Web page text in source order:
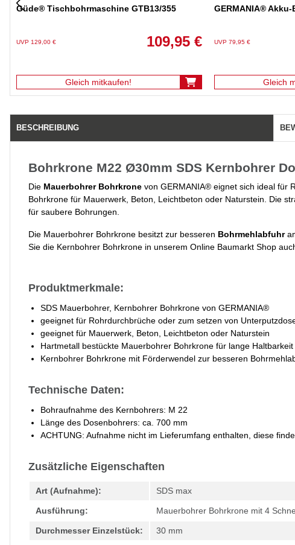
Güde® Tischbohrmaschine GTB13/355
UVP 129,00 € 109,95 €
Gleich mitkaufen!
GERMANIA® Akku-
UVP 79,95 €
Gleich
BESCHREIBUNG
Bohrkrone M22 Ø30mm SDS Kernbohrer
Die Mauerbohrer Bohrkrone von GERMANIA® eignet sich ideal für
Bohrkrone für Mauerwerk, Beton, Leichtbeton oder Naturstein. Die
für saubere Bohrungen.
Die Mauerbohrer Bohrkrone besitzt zur besseren Bohrmehlabfuhr
Sie die Kernbohrer Bohrkrone in unserem Online Baumarkt Shop
Produktmerkmale:
SDS Mauerbohrer, Kernbohrer Bohrkrone von GERMANIA®
geeignet für Rohrdurchbrüche oder zum setzen von
geeignet für Mauerwerk, Beton, Leichtbeton oder Naturstein
Hartmetall bestückte Mauerbohrer Bohrkrone für lange Haltbarkeit
Kernbohrer Bohrkrone mit Förderwendel zur besseren
Technische Daten:
Bohraufnahme des Kernbohrers: M 22
Länge des Dosenbohrers: ca. 700 mm
ACHTUNG: Aufnahme nicht im Lieferumfang enthalten, diese
Zusätzliche Eigenschaften
Art (Aufnahme): SDS max
Ausführung: Mauerbohrer Bohrkrone mit 4
Durchmesser Einzelstück: 30 mm